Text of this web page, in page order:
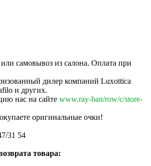
самовывоз из салона. Оплата при
дилер компаний Luxottica
и других.
нас на сайте www.ray-ban/row/c/store-
оригинальные очки!
31 54
товара: